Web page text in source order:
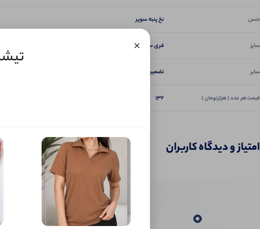
جنس نخ پنبه سوپر
سایز فری سایز
سایر تضمین دوخت و کیفیت
قیمت هر عدد ( هزارتومان ) 132
امتیاز و دیدگاه کاربران
0
× تیشرت